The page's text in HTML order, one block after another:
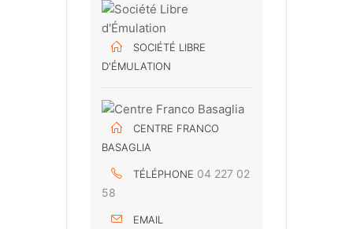
SOCIÉTÉ LIBRE
D'ÉMULATION
CENTRE FRANCO
BASAGLIA
TÉLÉPHONE 04 227 02
58
EMAIL